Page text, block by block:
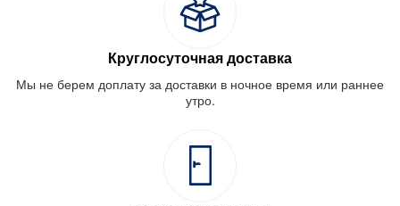
Круглосуточная доставка
Мы не берем доплату за доставки в ночное время или раннее
утро.